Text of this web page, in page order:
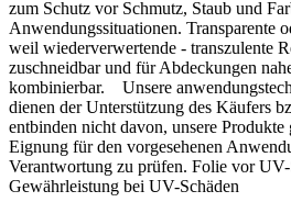
zum Schutz vor Schmutz, Staub und
Anwendungssituationen. Transparente
weil wiederverwertende - transzulente
zuschneidbar und für Abdeckungen
kombinierbar. Unsere
dienen der Unterstützung des Käufers
entbinden nicht davon, unsere
Eignung für den vorgesehenen
Verantwortung zu prüfen. Folie vor
Gewährleistung bei UV-Schäden